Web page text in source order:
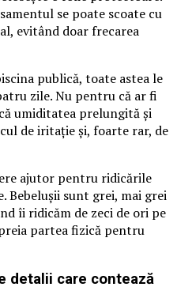
se poate scoate cu
evitând doar frecarea
publică, toate astea le
zile. Nu pentru că ar fi
umiditatea prelungită și
de iritație și, foarte rar, de
ajutor pentru ridicările
Bebelușii sunt grei, mai grei
îi ridicăm de zeci de ori pe
partea fizică pentru
detalii care contează